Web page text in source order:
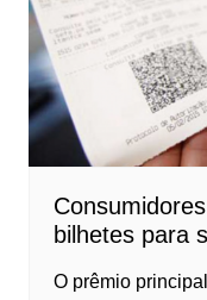
bilhetes para
O prêmio